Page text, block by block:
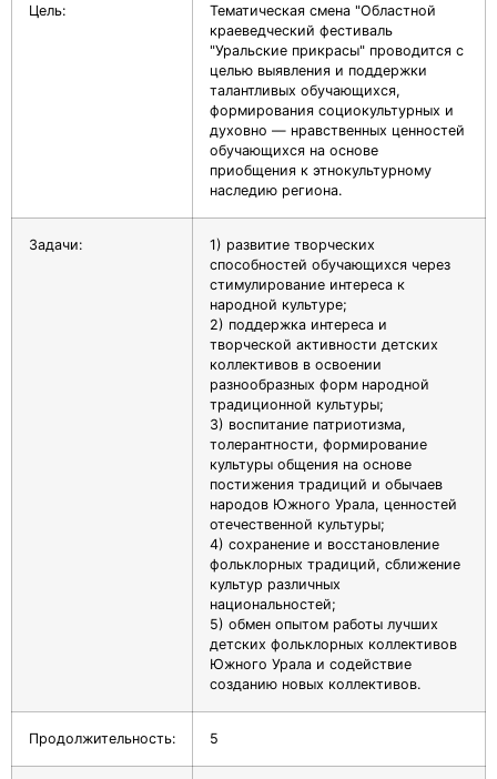
Цель:
Тематическая смена "Областной
краеведческий фестиваль
"Уральские прикрасы" проводится с
целью выявления и поддержки
талантливых обучающихся,
формирования социокультурных и
духовно — нравственных ценностей
обучающихся на основе
приобщения к этнокультурному
наследию региона.
Задачи:
1) развитие творческих
способностей обучающихся через
стимулирование интереса к
народной культуре;
2) поддержка интереса и
творческой активности детских
коллективов в освоении
разнообразных форм народной
традиционной культуры;
3) воспитание патриотизма,
толерантности, формирование
культуры общения на основе
постижения традиций и обычаев
народов Южного Урала, ценностей
отечественной культуры;
4) сохранение и восстановление
фольклорных традиций, сближение
культур различных
национальностей;
5) обмен опытом работы лучших
детских фольклорных коллективов
Южного Урала и содействие
созданию новых коллективов.
Продолжительность: 5